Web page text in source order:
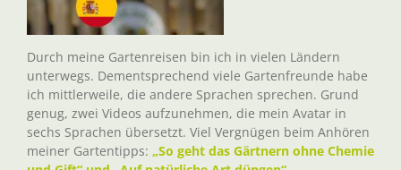
Durch meine Gartenreisen bin ich in vielen Ländern
unterwegs. Dementsprechend viele Gartenfreunde habe
ich mittlerweile, die andere Sprachen sprechen. Grund
genug, zwei Videos aufzunehmen, die mein Avatar in
sechs Sprachen übersetzt. Viel Vergnügen beim Anhören
meiner Gartentipps: „So geht das Gärtnern ohne Chemie